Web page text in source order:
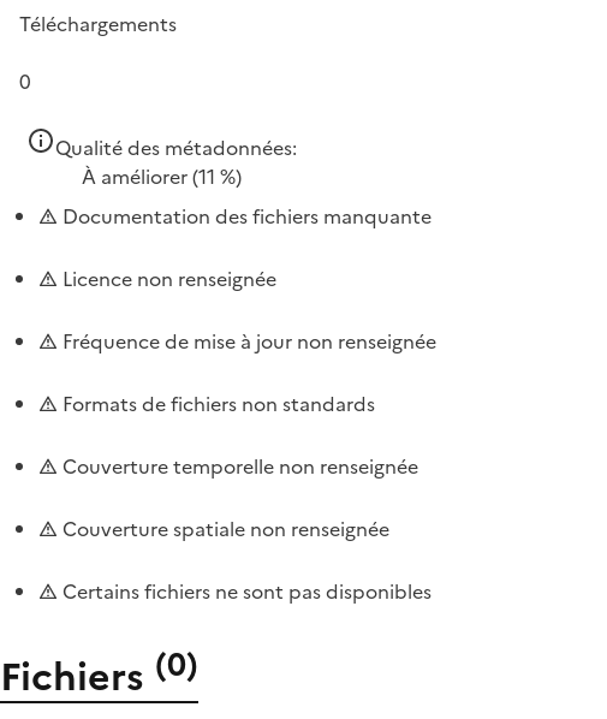
Téléchargements
0
Qualité des métadonnées:
À améliorer(11 %)
Documentation des fichiers manquante
Licence non renseignée
Fréquence de mise à jour non renseignée
Formats de fichiers non standards
Couverture temporelle non renseignée
Couverture spatiale non renseignée
Certains fichiers ne sont pas disponibles
Fichiers (0)